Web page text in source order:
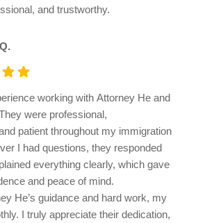
and trustworthy.
working with Attorney He and
were professional,
patient throughout my immigration
I had questions, they responded
everything clearly, which gave
and peace of mind.
He’s guidance and hard work, my
I truly appreciate their dedication,